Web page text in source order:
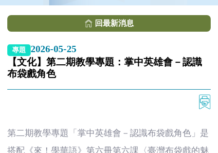
網
中
華
民
(臺
回最新消息
專題
2026-05-25
【文化】第二期教學專題：掌中英雄會－認識
布袋戲角色
第二期教學專題「 掌中英雄會－認識布袋戲角色 」 是
搭配《來！學華語》 第六冊第六課 〈臺灣布袋戲的魅